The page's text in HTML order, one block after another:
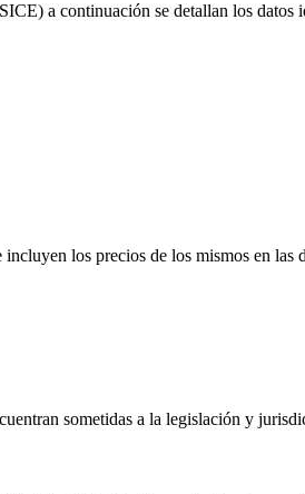
a continuación se detallan los datos
los precios de los mismos en las
sometidas a la legislación y